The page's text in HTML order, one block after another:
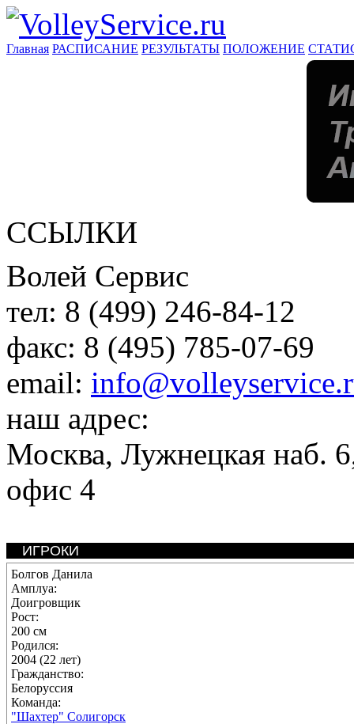
Главная РАСПИСАНИЕ РЕЗУЛЬТАТЫ ПОЛОЖЕНИЕ
ССЫЛКИ
Волей Сервис
тел: 8 (499) 246-84-12
факс: 8 (495) 785-07-69
email:
наш адрес:
Москва, Лужнецкая наб.
офис 4
ИГРОКИ
Болгов Данила
Амплуа:
Доигровщик
Рост:
200 см
Родился:
2004 (22 лет)
Гражданство:
Белоруссия
Команда:
"Шахтер" Солигорск